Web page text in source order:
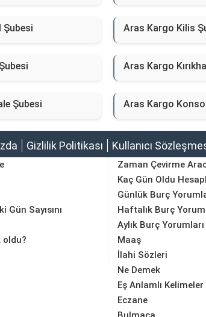
Şubesi Aras Kargo Kilis
Aras Kargo
Şubesi Aras Kargo
Gizlilik Politikası Kullanıcı
Gün Sayısını
oldu?
Zaman Çevirme
Kaç Gün Oldu
Günlük Burç
Haftalık Burç
Aylık Burç Yorumları
Maaş
İlahi Sözleri
Ne Demek
Eş Anlamlı Kelimeler
Eczane